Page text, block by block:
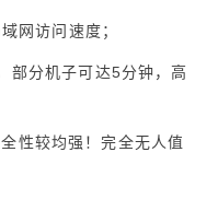
网访问速度；
部分机子可达5分钟，高
性较均强！完全无人值